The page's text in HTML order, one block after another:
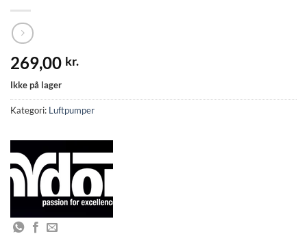
269,00 kr.
Ikke på lager
Kategori: Luftpumper